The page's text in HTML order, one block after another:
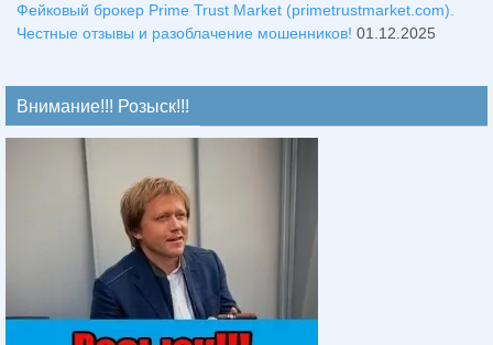
Фейковый брокер Prime Trust Market (primetrustmarket.com).
Честные отзывы и разоблачение мошенников! 01.12.2025
Внимание!!! Розыск!!!